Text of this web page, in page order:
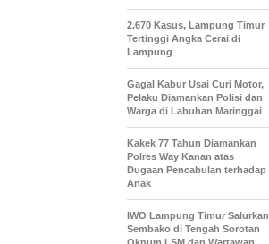
2.670 Kasus, Lampung Timur
Tertinggi Angka Cerai di
Lampung
Gagal Kabur Usai Curi Motor,
Pelaku Diamankan Polisi dan
Warga di Labuhan Maringgai
Kakek 77 Tahun Diamankan
Polres Way Kanan atas
Dugaan Pencabulan terhadap
Anak
IWO Lampung Timur Salurkan
Sembako di Tengah Sorotan